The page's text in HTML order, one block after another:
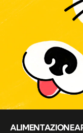
ALIMENTAZIONE